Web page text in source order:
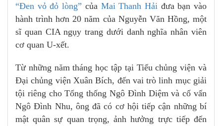
“Đen vỏ đỏ lòng” của Mai Thanh Hải đưa bạn vào
hành trình hơn 20 năm của Nguyễn Văn Hồng, một
sĩ quan CIA ngụy trang dưới danh nghĩa nhân viên
cơ quan U-xết.
Từ những năm tháng học tập tại Tiểu chủng viện và
Đại chủng viện Xuân Bích, đến vai trò linh mục giải
tội riêng cho Tổng thống Ngô Đình Diệm và cố vấn
Ngô Đình Nhu, ông đã có cơ hội tiếp cận những bí
mật quân sự quan trọng, ảnh hưởng trực tiếp đến